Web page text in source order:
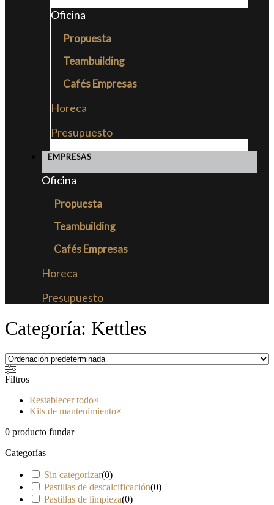
Oficina
Propuesta
Teambuilding
Cafés Empresas
Horeca
Presupuesto
EMPRESAS
Oficina
Propuesta
Teambuilding
Cafés Empresas
Horeca
Presupuesto
Categoría: Kettles
Filtros
Restablecer todo×
Kits de mantenimiento×
0 producto fundar
Categorías
Sin categorizar(0)
Pastillas de descalcificación(0)
Pastillas de limpieza(0)